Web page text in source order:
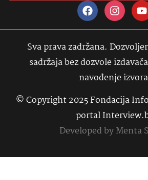
Sva prava zadržana.
sadržaja bez dozvole
navođenje
© Copyright 2025 Fondacija
portal
Developed byMenta